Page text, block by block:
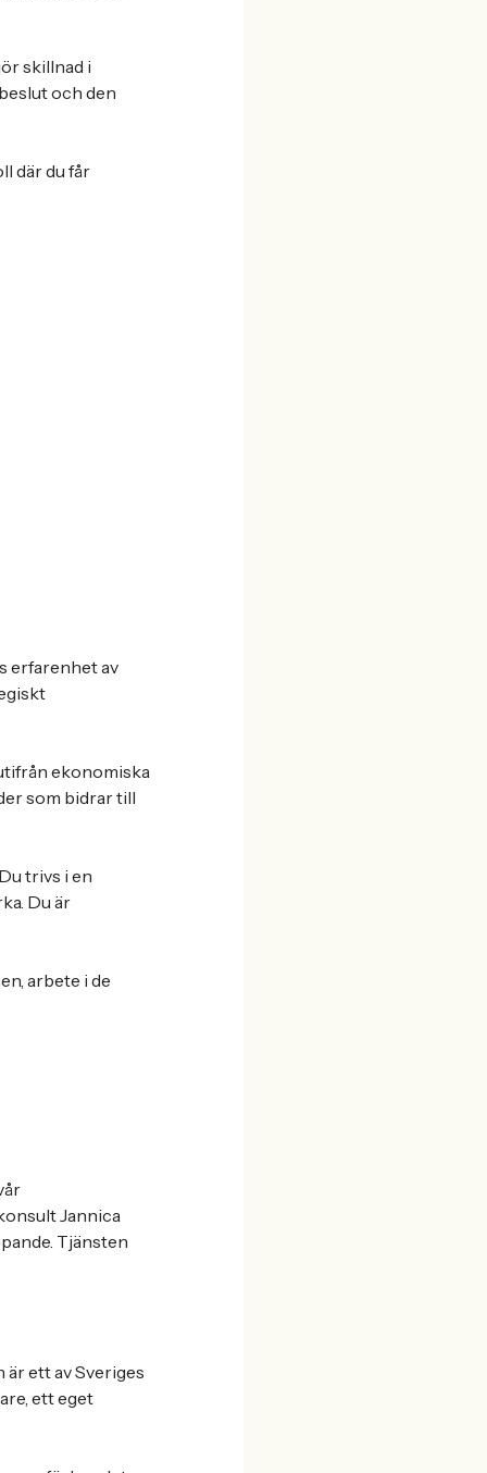
skillnad i
och den
där du får
erfarenhet av
ekonomiska
som bidrar till
trivs i en
Du är
arbete i de
Jannica
Tjänsten
ett av Sveriges
ett eget